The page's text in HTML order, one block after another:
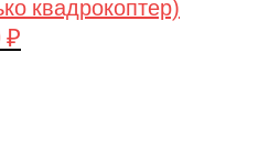
квадрокоптер)
₽